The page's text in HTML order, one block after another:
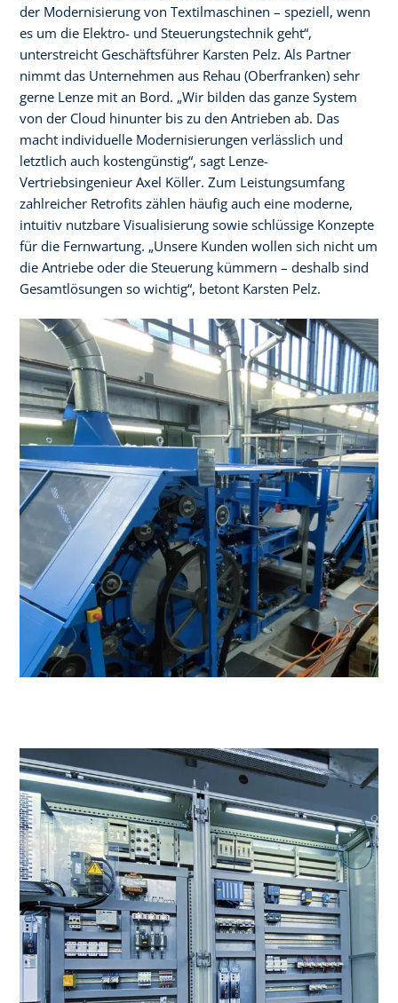
der Modernisierung von Textilmaschinen – speziell, wenn
es um die Elektro- und Steuerungstechnik geht“,
unterstreicht Geschäftsführer Karsten Pelz. Als Partner
nimmt das Unternehmen aus Rehau (Oberfranken) sehr
gerne Lenze mit an Bord. „Wir bilden das ganze System
von der Cloud hinunter bis zu den Antrieben ab. Das
macht individuelle Modernisierungen verlässlich und
letztlich auch kostengünstig“, sagt Lenze-
Vertriebsingenieur Axel Köller. Zum Leistungsumfang
zahlreicher Retrofits zählen häufig auch eine moderne,
intuitiv nutzbare Visualisierung sowie schlüssige Konzepte
für die Fernwartung. „Unsere Kunden wollen sich nicht um
die Antriebe oder die Steuerung kümmern – deshalb sind
Gesamtlösungen so wichtig“, betont Karsten Pelz.